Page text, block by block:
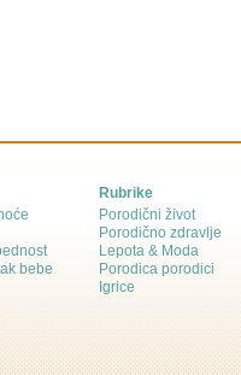
bebe
Rubrike
Porodični život
Porodično zdravlje
Lepota & Moda
Porodica porodici
Igrice